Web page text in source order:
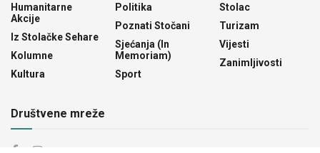
Humanitarne
Akcije
Iz Stolačke Sehare
Kolumne
Kultura
Politika
Poznati Stočani
Sjećanja (In
Memoriam)
Sport
Stolac
Turizam
Vijesti
Zanimljivosti
Društvene mreže